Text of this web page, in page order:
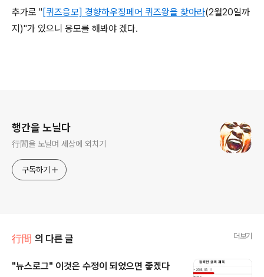
추가로 " [퀴즈응모] 경향하우징페어 퀴즈왕을 찾아라(2월20일까
지)"가 있으니 응모를 해봐야 겠다.
행간을 노닐다
行間을 노닐며 세상에 외치기
구독하기
行間 의 다른 글 더보기
"뉴스로그" 이것은 수정이 되었으면 좋겠다